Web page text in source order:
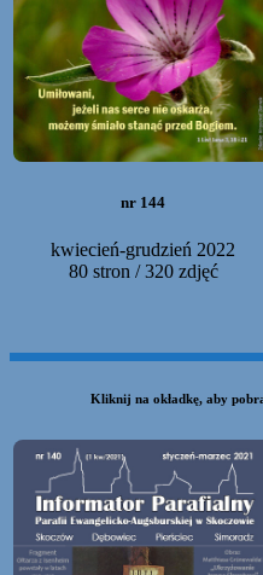
nr 144
kwiecień-grudzień 2022
80 stron / 320 zdjęć
Kliknij na okładkę, aby